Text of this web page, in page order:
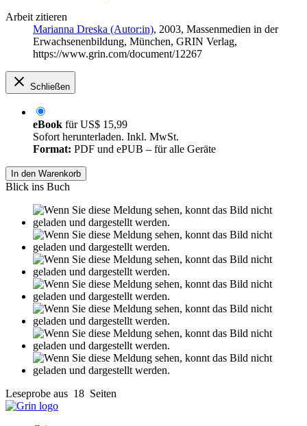
Arbeit zitieren
Marianna Dreska (Autor:in), 2003, Massenmedien in der
Erwachsenenbildung, München, GRIN Verlag,
https://www.grin.com/document/12267
Schließen
eBook fürUS$ 15,99
Sofort herunterladen. Inkl. MwSt.
Format: PDF und ePUB – für alle Geräte
In den Warenkorb
Blick ins Buch
Leseprobe aus 18 Seiten
Grin.com
Versand
Kontakt
Datenschutz
AGB
Impressum